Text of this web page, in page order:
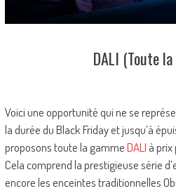
DALI (Toute
Voici une opportunité qui ne se
la durée du Black Friday et jusqu’à
proposons toute la gammeDALI à prix
Cela comprend la prestigieuse série
encore les enceintes traditionnelles